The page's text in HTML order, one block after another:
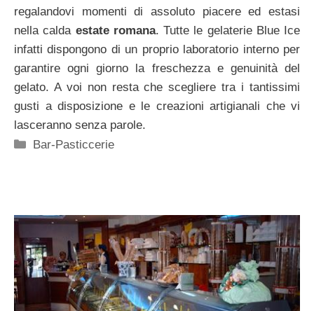
regalandovi momenti di assoluto piacere ed estasi
nella calda estate romana. Tutte le gelaterie Blue Ice
infatti dispongono di un proprio laboratorio interno per
garantire ogni giorno la freschezza e genuinità del
gelato. A voi non resta che scegliere tra i tantissimi
gusti a disposizione e le creazioni artigianali che vi
lasceranno senza parole.
Categorie
Bar-Pasticcerie